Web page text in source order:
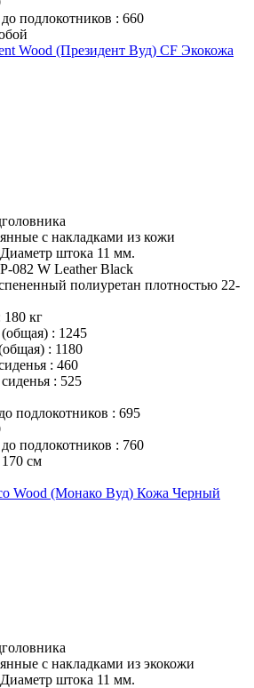
подлокотников : 660
Wood (Президент Вуд) CF Экокожа
с накладками из кожи
штока 11 мм.
082 W Leather Black
полиуретан плотностью 22-
180 кг
: 1245
: 1180
: 460
: 525
подлокотников : 695
подлокотников : 760
170 см
Wood (Монако Вуд) Кожа Черный
с накладками из экокожи
штока 11 мм.